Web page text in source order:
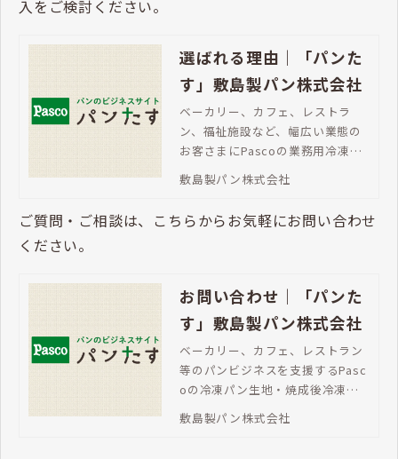
の柱を支える解決策です。焼くだけで本格的なホット
サンドを提供できる手軽さは、カフェ、レストラン、
キッチンカーなど、業態を問わず多数のメリットをも
たらします。
「人件費を抑えたい」「安定した品質のホットサンド
を提供したい」「フードロスを減らしたい」というお
入をご検討ください。
す」敷島製パン株式会社
ベーカリー、カフェ、レストラ
ン、福祉施設など、幅広い業態の
お客さまにPascoの業務用冷凍パ
ンが選ばれています。バラエティ
パンならチャンスロス対策にも最
敷島製パン株式会社